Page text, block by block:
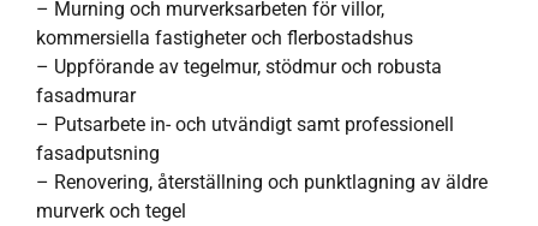
– Murning och murverksarbeten för villor,
kommersiella fastigheter och flerbostadshus
– Uppförande av tegelmur, stödmur och robusta
fasadmurar
– Putsarbete in- och utvändigt samt professionell
fasadputsning
– Renovering, återställning och punktlagning av äldre
murverk och tegel